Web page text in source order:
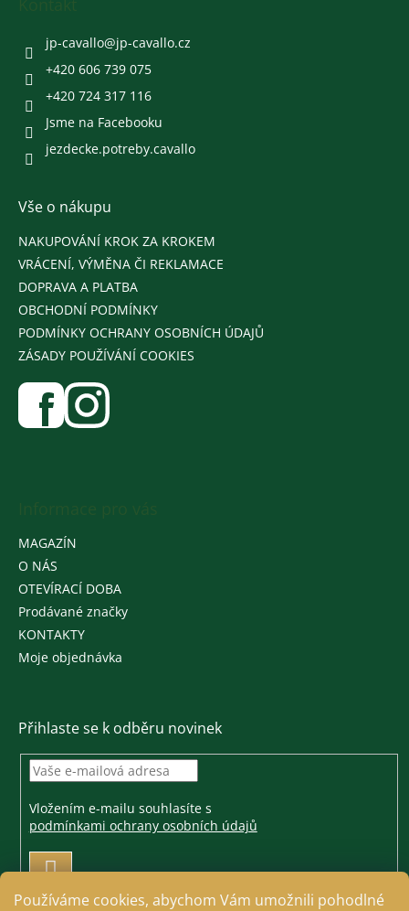
Používáme cookies, abychom Vám umožnili pohodlné
jp-cavallo@jp-cavallo.cz
+420 606 739 075
+420 724 317 116
Jsme na Facebooku
jezdecke.potreby.cavallo
Vše o nákupu
NAKUPOVÁNÍ KROK ZA KROKEM
VRÁCENÍ, VÝMĚNA ČI REKLAMACE
DOPRAVA A PLATBA
OBCHODNÍ PODMÍNKY
PODMÍNKY OCHRANY OSOBNÍCH ÚDAJŮ
ZÁSADY POUŽÍVÁNÍ COOKIES
MAGAZÍN
O NÁS
OTEVÍRACÍ DOBA
Prodávané značky
KONTAKTY
Moje objednávka
Přihlaste se k odběru novinek
Vložením e-mailu souhlasíte s
podmínkami ochrany osobních údajů
PŘIHLÁSIT